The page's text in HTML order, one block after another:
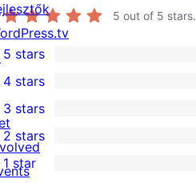
5 out of 5 stars.
1
5-
star
review
5 stars
4-
star
reviews
4 stars
0
3-
star
3 stars
0
2-
2 stars
0
1 star